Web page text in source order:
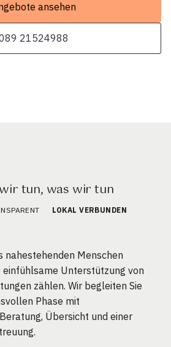
ansehen
21524988
tun, was wir tun
LOKAL VERBUNDEN
nahestehenden Menschen
einfühlsame Unterstützung von
zählen. Wir begleiten Sie
Phase mit
Übersicht und einer